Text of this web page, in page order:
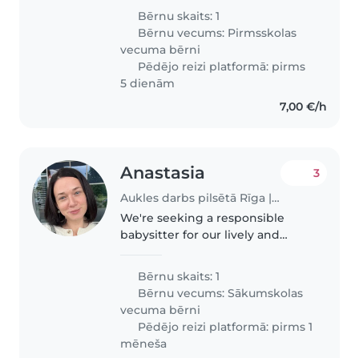
bērnam. Mēs vēlamies, lai Auklis
būtu gatava/-s palīdzēt ar ēstas
gatavošanu un mājas darbiem.
Mēs ceram..
Bērnu skaits: 1
Bērnu vecums: Pirmsskolas
vecuma bērni
Pēdējo reizi platformā: pirms
5 dienām
7,00 €/h
Anastasia
Aukles darbs pilsētā Rīga | Babysits
3
We're seeking a responsible
babysitter for our lively and
loves to play and engage in
conversations, so someone who
enjoys interactive activities
would..
Bērnu skaits: 1
Bērnu vecums:Sākumskolas
vecuma bērni
Pēdējo reizi platformā: pirms 1
mēneša